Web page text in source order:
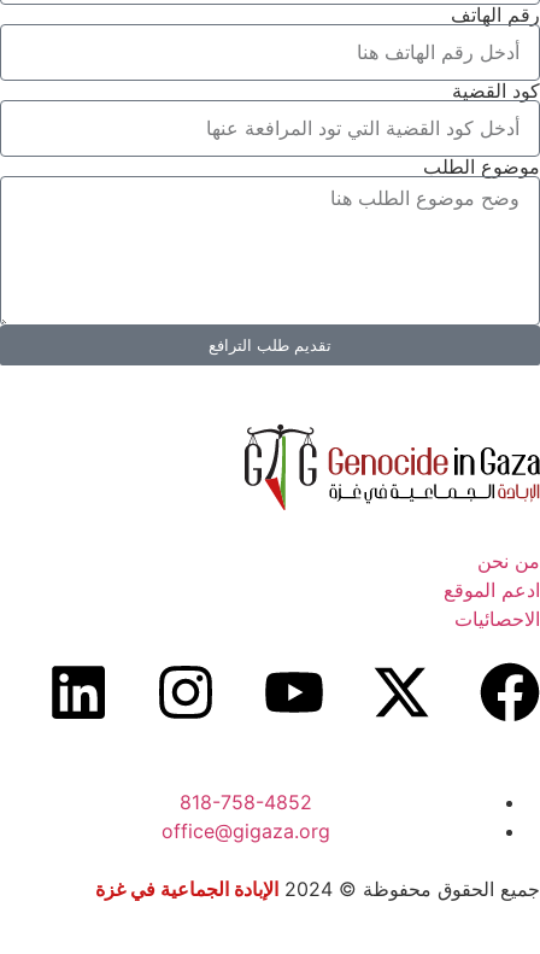
رقم الهاتف
كود القضية
موضوع الطلب
تقديم طلب الترافع
من نحن
ادعم الموقع
الاحصائيات
818-758-4852
office@gigaza.org
جميع الحقوق محفوظة © 2024 الإبادة الجماعية في غزة